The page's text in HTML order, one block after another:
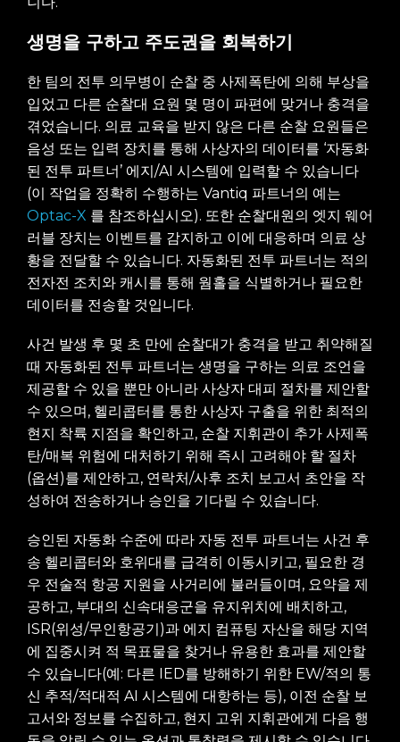
생명을 구하고 주도권을 회복하기
한 팀의 전투 의무병이 순찰 중 사제폭탄에 의해 부상을
입었고 다른 순찰대 요원 몇 명이 파편에 맞거나 충격을
겪었습니다. 의료 교육을 받지 않은 다른 순찰 요원들은
음성 또는 입력 장치를 통해 사상자의 데이터를 ‘자동화
된 전투 파트너’ 에지/AI 시스템에 입력할 수 있습니다
(이 작업을 정확히 수행하는 Vantiq 파트너의 예는
Optac-X 를 참조하십시오). 또한 순찰대원의 엣지 웨어
러블 장치는 이벤트를 감지하고 이에 대응하며 의료 상
황을 전달할 수 있습니다. 자동화된 전투 파트너는 적의
전자전 조치와 캐시를 통해 웜홀을 식별하거나 필요한
데이터를 전송할 것입니다.
사건 발생 후 몇 초 만에 순찰대가 충격을 받고 취약해질
때 자동화된 전투 파트너는 생명을 구하는 의료 조언을
제공할 수 있을 뿐만 아니라 사상자 대피 절차를 제안할
수 있으며, 헬리콥터를 통한 사상자 구출을 위한 최적의
현지 착륙 지점을 확인하고, 순찰 지휘관이 추가 사제폭
탄/매복 위험에 대처하기 위해 즉시 고려해야 할 절차
(옵션)를 제안하고, 연락처/사후 조치 보고서 초안을 작
성하여 전송하거나 승인을 기다릴 수 있습니다.
승인된 자동화 수준에 따라 자동 전투 파트너는 사건 후
송 헬리콥터와 호위대를 급격히 이동시키고, 필요한 경
우 전술적 항공 지원을 사거리에 불러들이며, 요약을 제
공하고, 부대의 신속대응군을 유지위치에 배치하고,
ISR(위성/무인항공기)과 에지 컴퓨팅 자산을 해당 지역
에 집중시켜 적 목표물을 찾거나 유용한 효과를 제안할
수 있습니다(예: 다른 IED를 방해하기 위한 EW/적의 통
신 추적/적대적 AI 시스템에 대항하는 등), 이전 순찰 보
고서와 정보를 수집하고, 현지 고위 지휘관에게 다음 행